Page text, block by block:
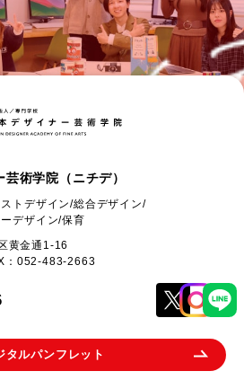
術学院（ニチデ）
トデザイン/総合デザイン/
デザイン/保育
黄金通1-16
：052-483-2663
タルパンフレット